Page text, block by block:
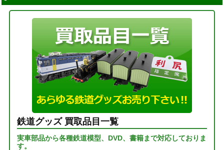
鉄道グッズ 買取品目一覧
実車部品から各種鉄道模型、DVD、書籍まで対応しておりま
す。